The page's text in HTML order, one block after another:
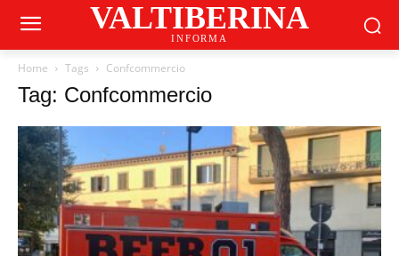
VALTIBERINA
INFORMA
Home Tags Confcommercio
Tag: Confcommercio